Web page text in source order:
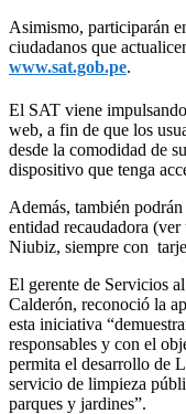
Asimismo, participarán
ciudadanos que
www.sat.gob.pe.
El SAT viene
web, a fin de que los
desde la comodidad de
dispositivo que tenga
Además, también
entidad recaudadora
Niubiz, siempre con
El gerente de Servicios
Calderón, reconoció la
esta iniciativa
responsables y con el
permita el desarrollo de
servicio de limpieza
parques y jardines”.